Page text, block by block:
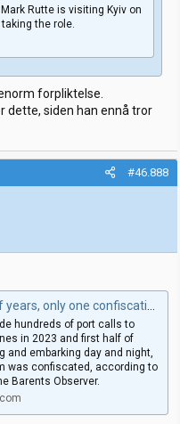
Rutte is visiting Kyiv on
the role.
forpliktelse.
dette, siden han ennå tror
#46.888
one confiscation has been made
hundreds of port calls to
in 2023 and first half of
and embarking day and night,
was confiscated, according to
Barents Observer.